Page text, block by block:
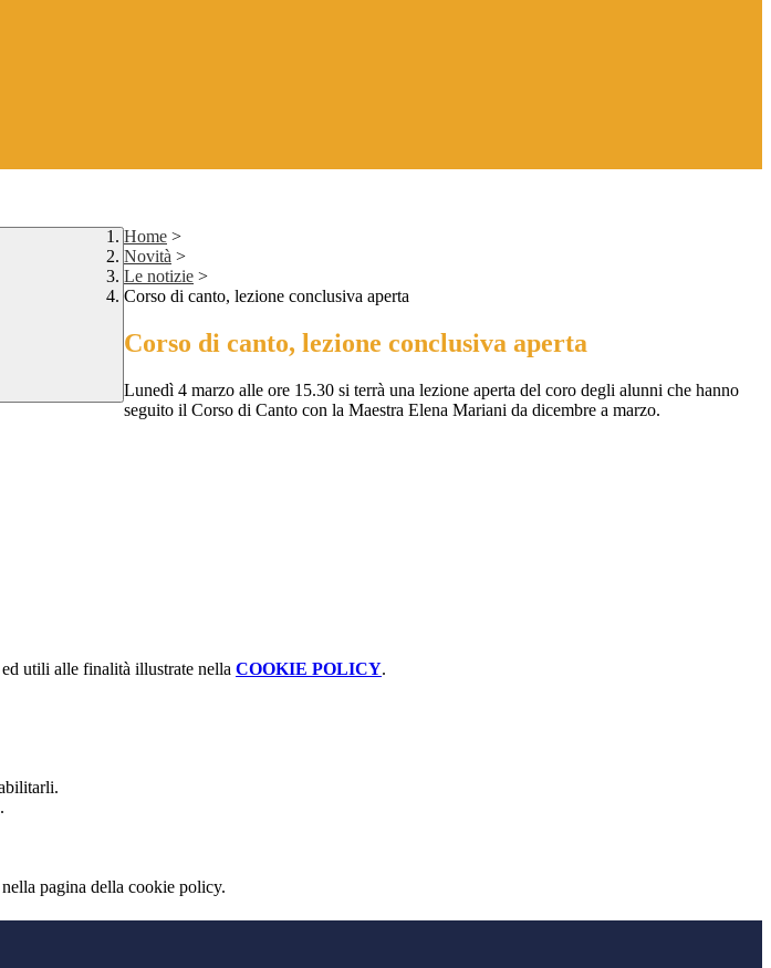
Home >
Novità >
Le notizie >
Corso di canto, lezione conclusiva aperta
Corso di canto, lezione conclusiva aperta
Lunedì 4 marzo alle ore 15.30 si terrà una lezione aperta del coro degli alunni che hanno
seguito il Corso di Canto con la Maestra Elena Mariani da dicembre a marzo.
utili alle finalità illustrate nella COOKIE POLICY.
.
pagina della cookie policy.